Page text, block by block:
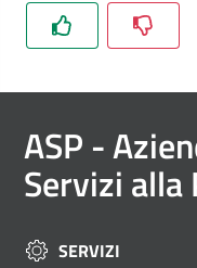
Chi
siamo
Documenti
e
atti
ASP -
Servizi alla
SERVIZI